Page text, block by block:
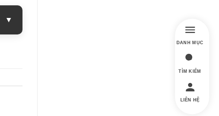
▼
DANH MỤC
TÌM KIẾM
LIÊN HỆ